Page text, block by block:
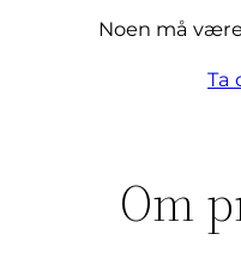
Noen må
Ta
Om